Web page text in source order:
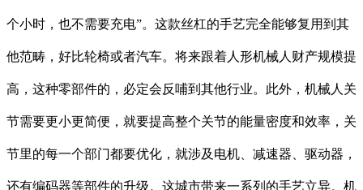
个小时，也不需要充电”。这款丝杠的手艺完全能够复用到其
他范畴，好比轮椅或者汽车。将来跟着人形机械人财产规模提
高，这种零部件的，必定会反哺到其他行业。此外，机械人关
节需要更小更简便，就要提高整个关节的能量密度和效率，关
节里的每一个部门都要优化，就涉及电机、减速器、驱动器，
还有编码器等部件的升级。这城市带来一系列的手艺立异。机